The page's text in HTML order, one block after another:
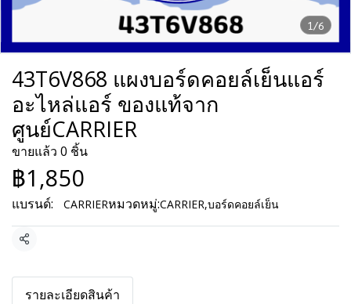
1/6
43T6V868 แผงบอร์ดคอยล์เย็นแอร์
อะไหล่แอร์ ของแท้จาก
ศูนย์CARRIER
ขายแล้ว 0 ชิ้น
฿1,850
แบรนด์: CARRIERหมวดหมู่:CARRIER,บอร์ดคอยล์เย็น
แชร์
รายละเอียดสินค้า